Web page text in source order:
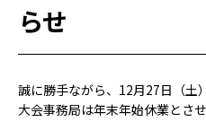
らせ
誠に勝手ながら、12月27日（土
大会事務局は年末年始休業とさ